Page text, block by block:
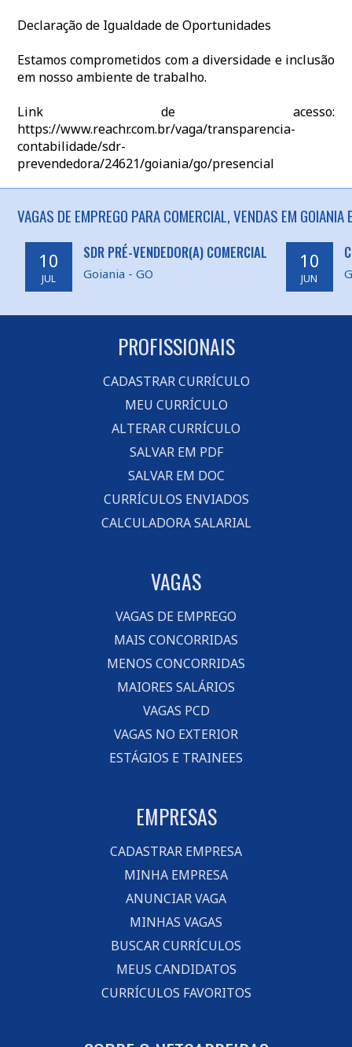
Declaração de Igualdade de Oportunidades
Estamos comprometidos com a diversidade e inclusão
em nosso ambiente de trabalho.
Link de acesso:
https://www.reachr.com.br/vaga/transparencia-
contabilidade/sdr-
prevendedora/24621/goiania/go/presencial
VAGAS DE EMPREGO PARA COMERCIAL, VENDAS EM GOIANIA
10
JUL
SDR PRÉ-VENDEDOR(A) COMERCIAL
Goiania - GO
10
JUN
PROFISSIONAIS
CADASTRAR CURRÍCULO
MEU CURRÍCULO
ALTERAR CURRÍCULO
SALVAR EM PDF
SALVAR EM DOC
CURRÍCULOS ENVIADOS
CALCULADORA SALARIAL
VAGAS
VAGAS DE EMPREGO
MAIS CONCORRIDAS
MENOS CONCORRIDAS
MAIORES SALÁRIOS
VAGAS PCD
VAGAS NO EXTERIOR
ESTÁGIOS E TRAINEES
EMPRESAS
CADASTRAR EMPRESA
MINHA EMPRESA
ANUNCIAR VAGA
MINHAS VAGAS
BUSCAR CURRÍCULOS
MEUS CANDIDATOS
CURRÍCULOS FAVORITOS